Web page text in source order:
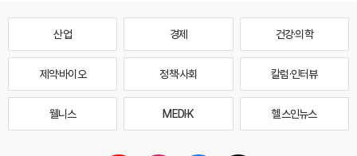
산업 경제 건강·의학
제약·바이오 정책·사회 칼럼·인터뷰
웰니스 MEDI·K 헬스인뉴스